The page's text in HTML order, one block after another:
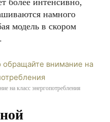
более интенсивно,
намного
модель в скором
на класс энергопотребления